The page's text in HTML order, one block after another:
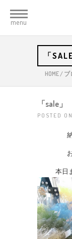
menu
「
HOME/ ブ
「sale」
POSTED
本日